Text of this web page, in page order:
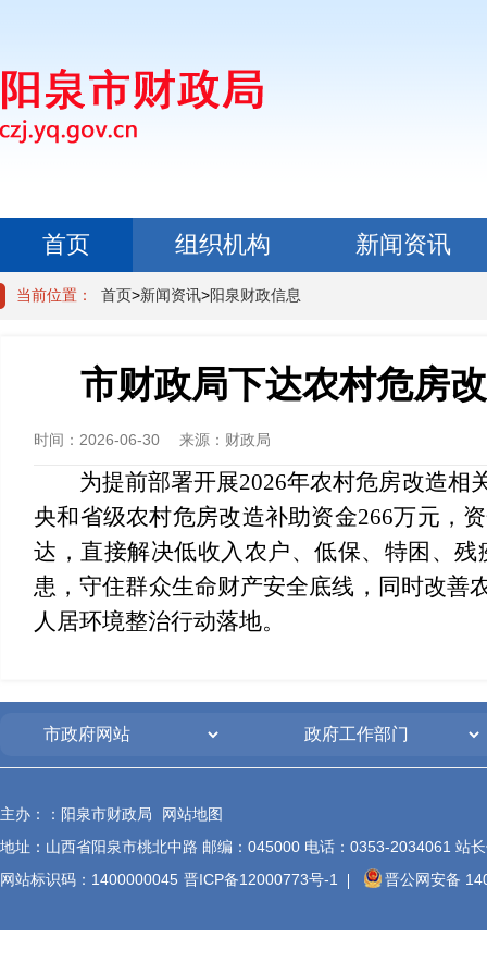
首页 组织机构
新闻资讯
政民互动
当前位置： 首页>新闻资讯>阳泉财政信息
市财政局下达农村危房
时间： 2026-06-30 来源： 财政局
为提前部署开展2026年农村危房改造相
央和省级农村危房改造补助资金266万元，
达，直接解决低收入农户、低保、特困、
患，守住群众生命财产安全底线，同时改善
人居环境整治行动落地。
主办：：阳泉市财政局
网站地图
地址：山西省阳泉市桃北中路 邮编：045000 电话：0353-2034061 站
网站标识码：1400000045 晋ICP备12000773号-1 晋公网安备